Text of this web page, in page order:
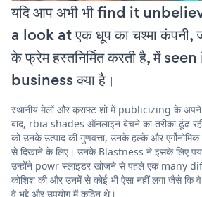
यदि आप अभी भी find it
a look at एक धूप का चश्मा
के फ्रेम हस्तनिर्मित करती है, में
business क्या है।
स्थानीय मेलों और क्राफ्ट शो में publicizing के
बाद, rbia shades ऑनलाइन बेचने का तरीका ढूंढ
को उनके उत्पाद की गुणवत्ता, उनके हल्के और
से दिखाने के लिए। उनके Blastness ने इसके लिए
उन्होंने powr स्लाइडर खोजने से पहले एक many
कोशिश की और उनमें से कोई भी ऐसा नहीं लगा जैसे कि
वे भद्दे और उपयोग में कठिन थे।